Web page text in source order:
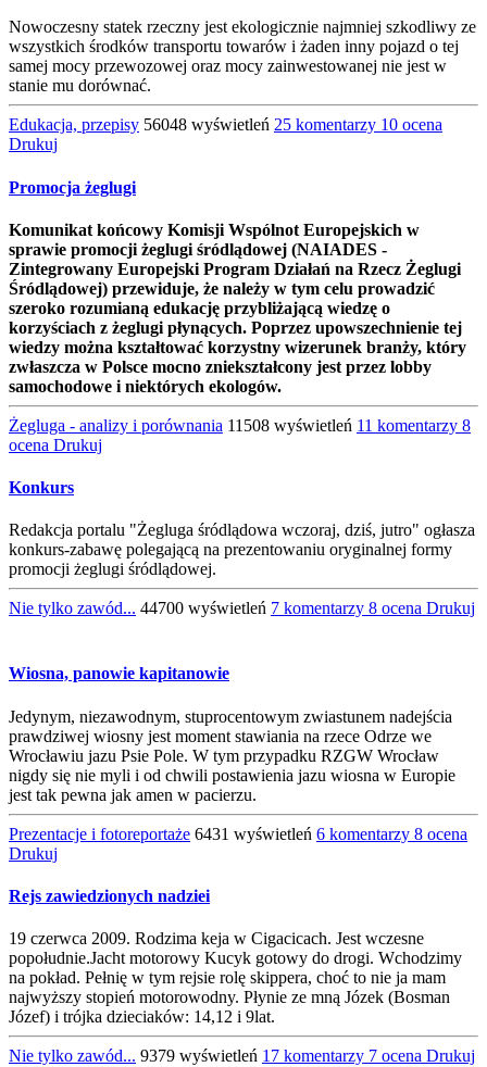
Nowoczesny statek rzeczny jest ekologicznie najmniej szkodliwy ze
wszystkich środków transportu towarów i żaden inny pojazd o tej
samej mocy przewozowej oraz mocy zainwestowanej nie jest w
stanie mu dorównać.
Edukacja, przepisy 56048 wyświetleń 25 komentarzy 10 ocena
Drukuj
Promocja żeglugi
Komunikat końcowy Komisji Wspólnot Europejskich w
sprawie promocji żeglugi śródlądowej (NAIADES -
Zintegrowany Europejski Program Działań na Rzecz Żeglugi
Śródlądowej) przewiduje, że należy w tym celu prowadzić
szeroko rozumianą edukację przybliżającą wiedzę o
korzyściach z żeglugi płynących. Poprzez upowszechnienie tej
wiedzy można kształtować korzystny wizerunek branży, który
zwłaszcza w Polsce mocno zniekształcony jest przez lobby
samochodowe i niektórych ekologów.
Żegluga - analizy i porównania 11508 wyświetleń 11 komentarzy 8
ocena Drukuj
Konkurs
Redakcja portalu "Żegluga śródlądowa wczoraj, dziś, jutro" ogłasza
konkurs-zabawę polegającą na prezentowaniu oryginalnej formy
promocji żeglugi śródlądowej.
Nie tylko zawód... 44700 wyświetleń 7 komentarzy 8 ocena Drukuj
Wiosna, panowie kapitanowie
Jedynym, niezawodnym, stuprocentowym zwiastunem nadejścia
prawdziwej wiosny jest moment stawiania na rzece Odrze we
Wrocławiu jazu Psie Pole. W tym przypadku RZGW Wrocław
nigdy się nie myli i od chwili postawienia jazu wiosna w Europie
jest tak pewna jak amen w pacierzu.
Prezentacje i fotoreportaże 6431 wyświetleń 6 komentarzy 8 ocena
Drukuj
Rejs zawiedzionych nadziei
19 czerwca 2009. Rodzima keja w Cigacicach. Jest wczesne
popołudnie.Jacht motorowy Kucyk gotowy do drogi. Wchodzimy
na pokład. Pełnię w tym rejsie rolę skippera, choć to nie ja mam
najwyższy stopień motorowodny. Płynie ze mną Józek (Bosman
Józef) i trójka dzieciaków: 14,12 i 9lat.
Nie tylko zawód... 9379 wyświetleń 17 komentarzy 7 ocena Drukuj